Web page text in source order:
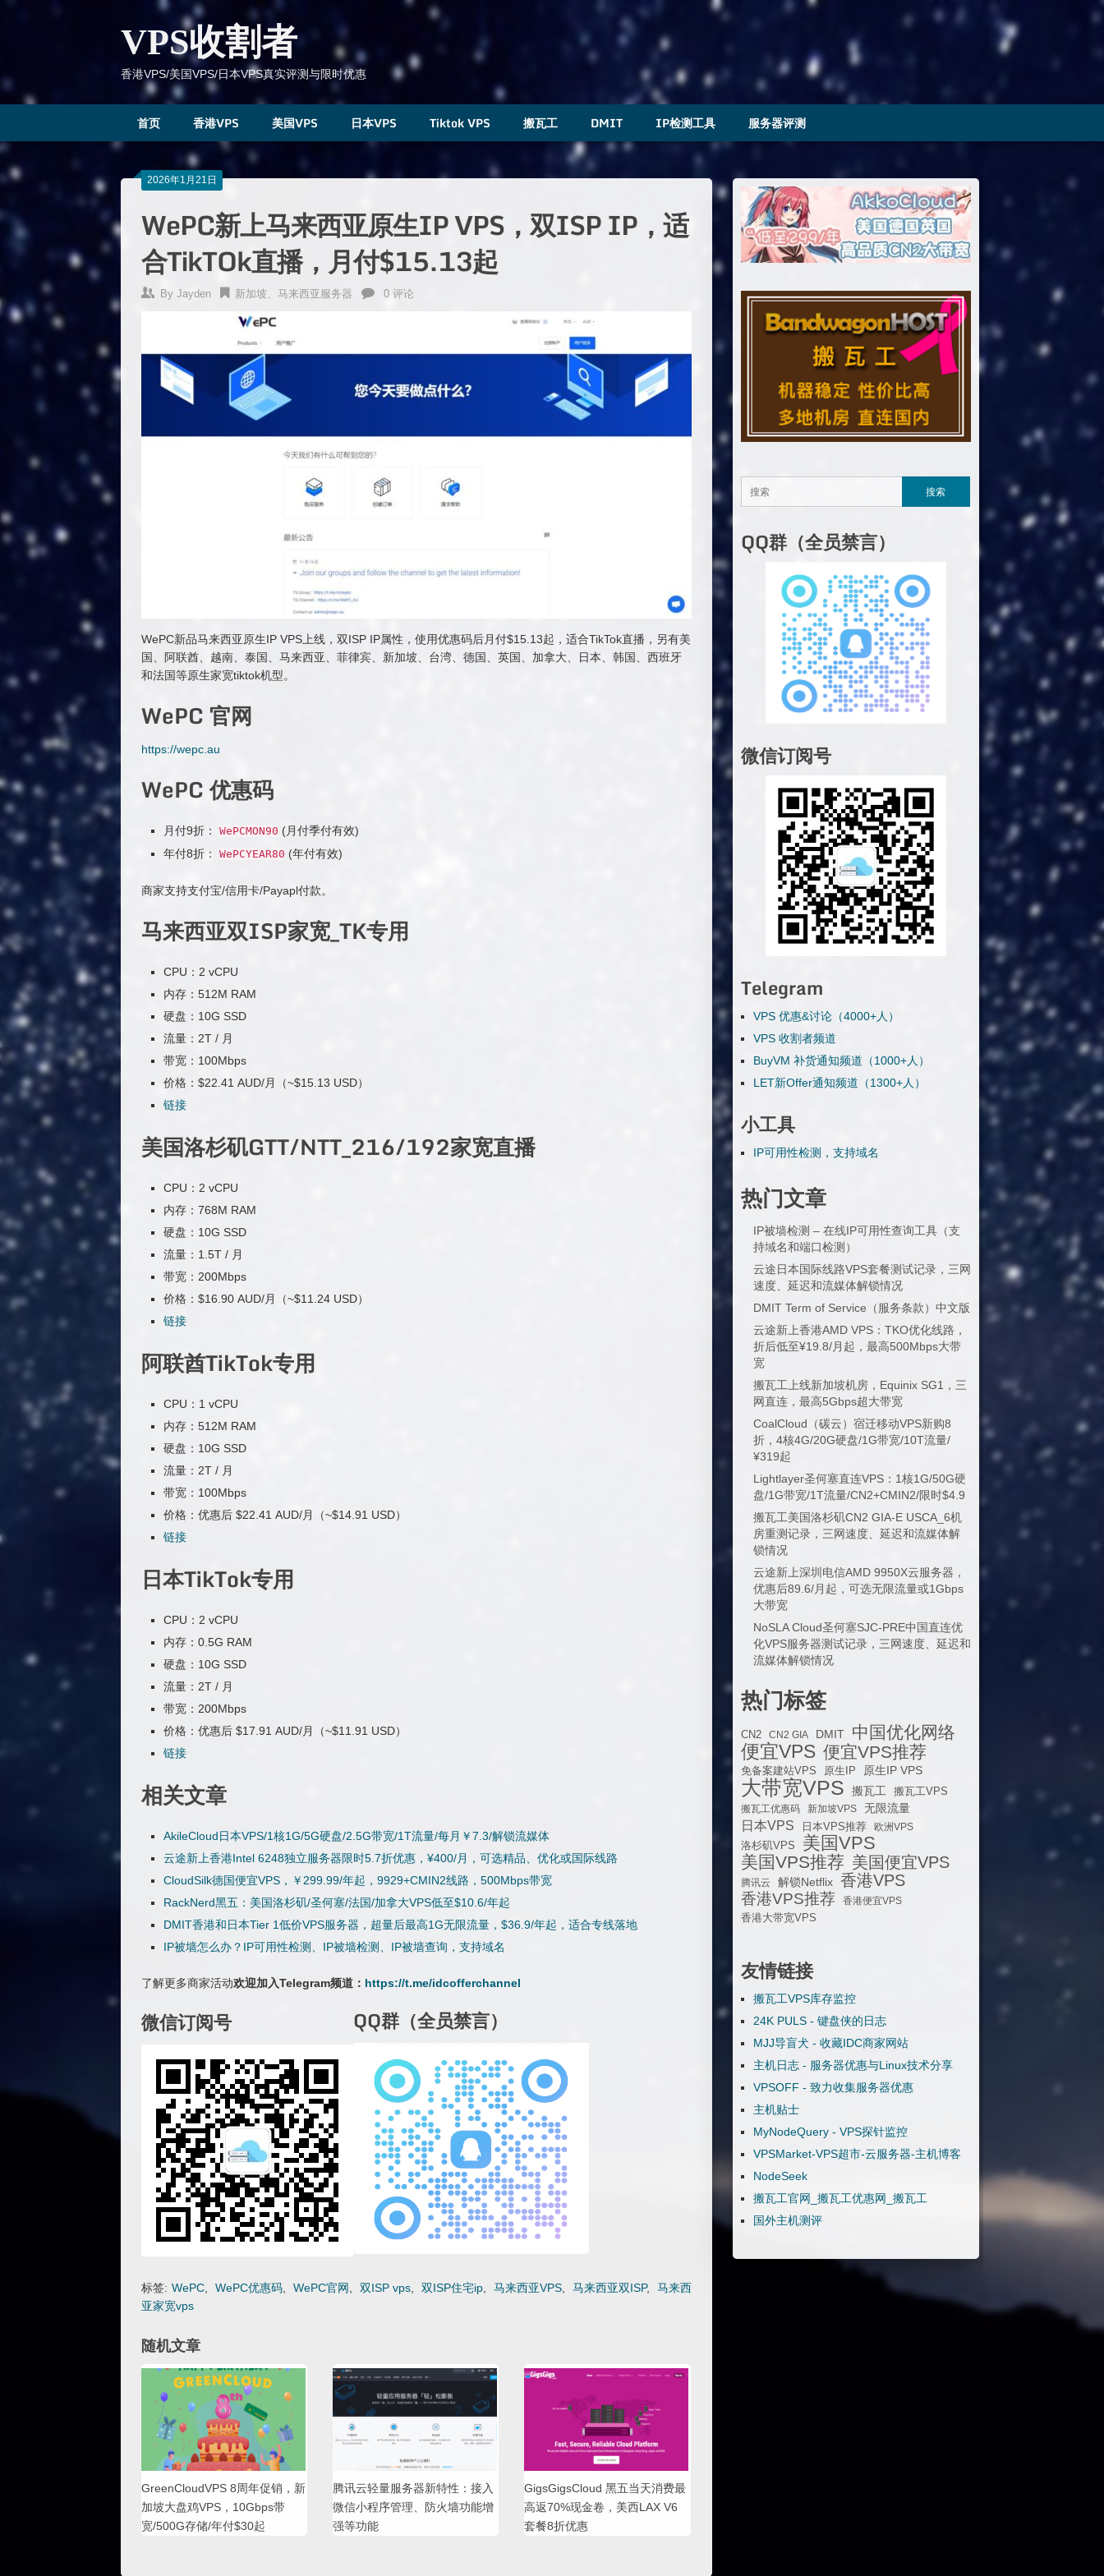
VPS收割者
香港VPS/美国VPS/日本VPS真实评测与限时优惠
首页 香港VPS 美国VPS 日本VPS Tiktok VPS 搬瓦工 DMIT IP检测工具 服务器评测
2026年1月21日
WePC新上马来西亚原生IP VPS，双ISP IP，适
合TikTOk直播，月付$15.13起
By Jayden 新加坡、马来西亚服务器 0 评论
WePC新品马来西亚原生IP VPS上线，双ISP IP属性，使用优惠码后月付$15.13起，适合TikTok直播，另有美
国、阿联酋、越南、泰国、马来西亚、菲律宾、新加坡、台湾、德国、英国、加拿大、日本、韩国、西班牙
和法国等原生家宽tiktok机型。
WePC 官网
https://wepc.au
WePC 优惠码
月付9折： WePCMON90 (月付季付有效)
年付8折： WePCYEAR80 (年付有效)
商家支持支付宝/信用卡/Payapl付款。
马来西亚双ISP家宽_TK专用
CPU：2 vCPU
内存：512M RAM
硬盘：10G SSD
流量：2T / 月
带宽：100Mbps
价格：$22.41 AUD/月（~$15.13 USD）
链接
美国洛杉矶GTT/NTT_216/192家宽直播
CPU：2 vCPU
内存：768M RAM
硬盘：10G SSD
流量：1.5T / 月
带宽：200Mbps
价格：$16.90 AUD/月（~$11.24 USD）
链接
阿联酋TikTok专用
CPU：1 vCPU
内存：512M RAM
硬盘：10G SSD
流量：2T / 月
带宽：100Mbps
价格：优惠后 $22.41 AUD/月（~$14.91 USD）
链接
日本TikTok专用
CPU：2 vCPU
内存：0.5G RAM
硬盘：10G SSD
流量：2T / 月
带宽：200Mbps
价格：优惠后 $17.91 AUD/月（~$11.91 USD）
链接
相关文章
AkileCloud日本VPS/1核1G/5G硬盘/2.5G带宽/1T流量/每月￥7.3/解锁流媒体
云途新上香港Intel 6248独立服务器限时5.7折优惠，¥400/月，可选精品、优化或国际线路
CloudSilk德国便宜VPS，￥299.99/年起，9929+CMIN2线路，500Mbps带宽
RackNerd黑五：美国洛杉矶/圣何塞/法国/加拿大VPS低至$10.6/年起
DMIT香港和日本Tier 1低价VPS服务器，超量后最高1G无限流量，$36.9/年起，适合专线落地
IP被墙怎么办？IP可用性检测、IP被墙检测、IP被墙查询，支持域名
了解更多商家活动欢迎加入Telegram频道： https://t.me/idcofferchannel
微信订阅号 QQ群（全员禁言）
标签: WePC WePC优惠码 WePC官网 双ISP vps 双ISP住宅ip 马来西亚VPS 马来西亚双ISP,
马来西
亚家宽vps
随机文章
GreenCloudVPS 8周年促销，新
加坡大盘鸡VPS，10Gbps带
宽/500G存储/年付$30起
腾讯云轻量服务器新特性：接入
微信小程序管理、防火墙功能增
强等功能
GigsGigsCloud 黑五当天消费最
高返70%现金卷，美西LAX V6
套餐8折优惠
QQ群（全员禁言）
微信订阅号
Telegram
VPS 优惠&讨论（4000+人）
VPS 收割者频道
BuyVM 补货通知频道（1000+人）
LET新Offer通知频道（1300+人）
小工具
IP可用性检测，支持域名
热门文章
IP被墙检测 – 在线IP可用性查询工具（支
持域名和端口检测）
云途日本国际线路VPS套餐测试记录，三网
速度、延迟和流媒体解锁情况
DMIT Term of Service（服务条款）中文版
云途新上香港AMD VPS：TKO优化线路，
折后低至¥19.8/月起，最高500Mbps大带
宽
搬瓦工上线新加坡机房，Equinix SG1，三
网直连，最高5Gbps超大带宽
CoalCloud（碳云）宿迁移动VPS新购8
折，4核4G/20G硬盘/1G带宽/10T流量/
¥319起
Lightlayer圣何塞直连VPS：1核1G/50G硬
盘/1G带宽/1T流量/CN2+CMIN2/限时$4.9
搬瓦工美国洛杉矶CN2 GIA-E USCA_6机
房重测记录，三网速度、延迟和流媒体解
锁情况
云途新上深圳电信AMD 9950X云服务器，
优惠后89.6/月起，可选无限流量或1Gbps
大带宽
NoSLA Cloud圣何塞SJC-PRE中国直连优
化VPS服务器测试记录，三网速度、延迟和
流媒体解锁情况
热门标签
CN2 CN2 GIA DMIT 中国优化网络
便宜VPS 便宜VPS推荐
免备案建站VPS 原生IP 原生IP VPS
大带宽VPS 搬瓦工
搬瓦工VPS
搬瓦工优惠码
新加坡VPS 无限流量
日本VPS 日本VPS推荐
欧洲VPS
洛杉矶VPS
美国VPS
美国VPS推荐 美国便宜VPS
腾讯云 解锁Netflix 香港VPS
香港VPS推荐
香港便宜VPS
香港大带宽VPS
友情链接
搬瓦工VPS库存监控
24K PULS - 键盘侠的日志
MJJ导盲犬 - 收藏IDC商家网站
主机日志 - 服务器优惠与Linux技术分享
VPSOFF - 致力收集服务器优惠
主机贴士
MyNodeQuery - VPS探针监控
VPSMarket-VPS超市-云服务器-主机博客
NodeSeek
搬瓦工官网_搬瓦工优惠网_搬瓦工
国外主机测评